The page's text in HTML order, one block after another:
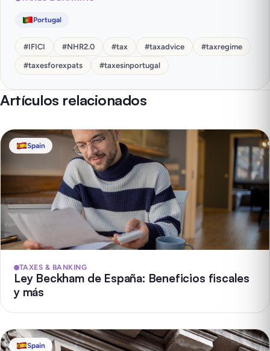
Portugal
#IFICI #NHR2.0 #tax #taxadvice #taxregime
#taxesforexpats #taxesinportugal
Artículos relacionados
Spain
TAXES & BANKING
Ley Beckham de España: Beneficios fiscales
y más
Spain